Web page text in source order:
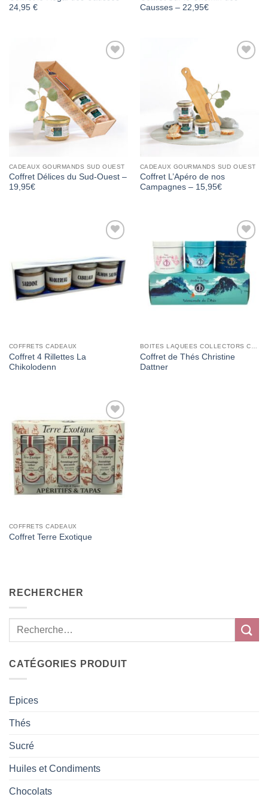
24,95 €
Causses – 22,95€
CADEAUX GOURMANDS SUD OUEST
Coffret Délices du Sud-Ouest –
19,95€
CADEAUX GOURMANDS SUD OUEST
Coffret L’Apéro de nos
Campagnes – 15,95€
Wishlist
COFFRETS CADEAUX
Coffret 4 Rillettes La
Chikolodenn
Add to
Wishlist
BOITES LAQUEES COLLECTORS CHRISTINE DATTNER
Coffret de Thés Christine
Dattner
Add to
Wishlist
COFFRETS CADEAUX
Coffret Terre Exotique
RECHERCHER
CATÉGORIES PRODUIT
Epices
Thés
Sucré
Huiles et Condiments
Chocolats